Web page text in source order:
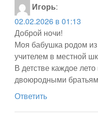
Игорь:
02.02.2026 в 01:13
Доброй ночи!
Моя бабушка родом
учителем в местной
В детстве каждое
двоюродными
Ответить